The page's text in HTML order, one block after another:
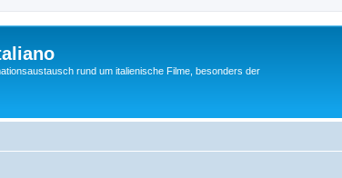
rund um italienische Filme, besonders der